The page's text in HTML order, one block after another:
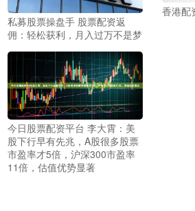
私募股票操盘手 股票配资返
佣：轻松获利，月入过万不是梦
香港配
今日股票配资平台 李大霄：美
股下行早有先兆，A股很多股票
市盈率才5倍，沪深300市盈率
11倍，估值优势显著